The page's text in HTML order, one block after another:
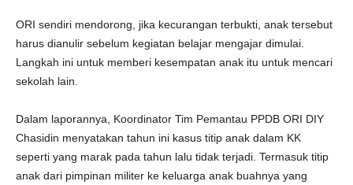
ORI sendiri mendorong, jika kecurangan terbukti, anak tersebut
harus dianulir sebelum kegiatan belajar mengajar dimulai.
Langkah ini untuk memberi kesempatan anak itu untuk mencari
sekolah lain.
Dalam laporannya, Koordinator Tim Pemantau PPDB ORI DIY
Chasidin menyatakan tahun ini kasus titip anak dalam KK
seperti yang marak pada tahun lalu tidak terjadi. Termasuk titip
anak dari pimpinan militer ke keluarga anak buahnya yang